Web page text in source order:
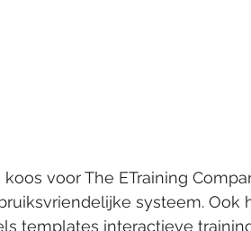
voor The ETraining
systeem. Ook
templates interactieve